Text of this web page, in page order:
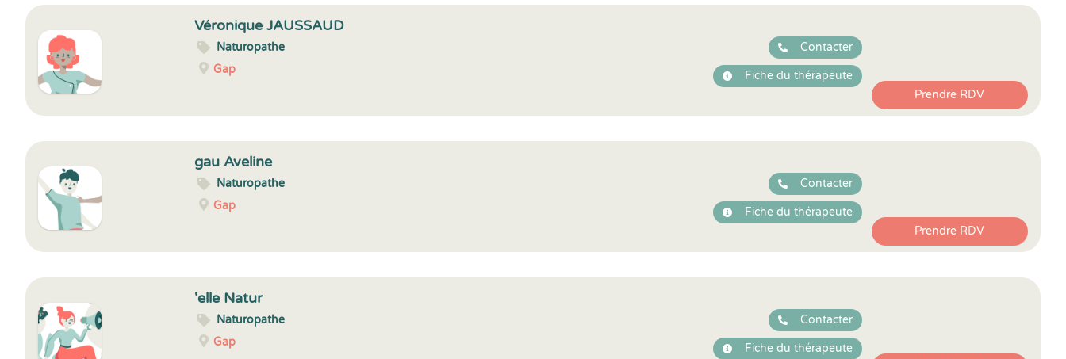
Véronique JAUSSAUD
Naturopathe
Gap
Contacter
Fiche du thérapeute
Prendre RDV
gau Aveline
Naturopathe
Gap
Contacter
Fiche du thérapeute
Prendre RDV
'elle Natur
Naturopathe
Gap
Contacter
Fiche du thérapeute